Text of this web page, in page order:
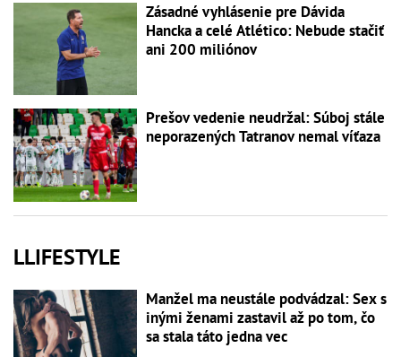
Zásadné vyhlásenie pre Dávida
Hancka a celé Atlético: Nebude stačiť
ani 200 miliónov
Prešov vedenie neudržal: Súboj stále
neporazených Tatranov nemal víťaza
LLIFESTYLE
Manžel ma neustále podvádzal: Sex s
inými ženami zastavil až po tom, čo
sa stala táto jedna vec